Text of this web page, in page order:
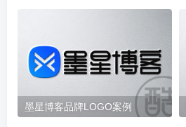
墨星博客品牌LOGO案例